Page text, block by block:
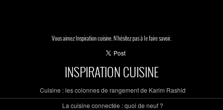
Vous aimez Inspiration cuisine. N'hésitez pas à le faire savoir.
INSPIRATION CUISINE
Cuisine : les colonnes de rangement de Karim Rashid
La cuisine connectée : quoi de neuf ?